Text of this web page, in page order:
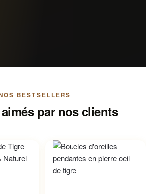
BESTSELLERS
par nos clients